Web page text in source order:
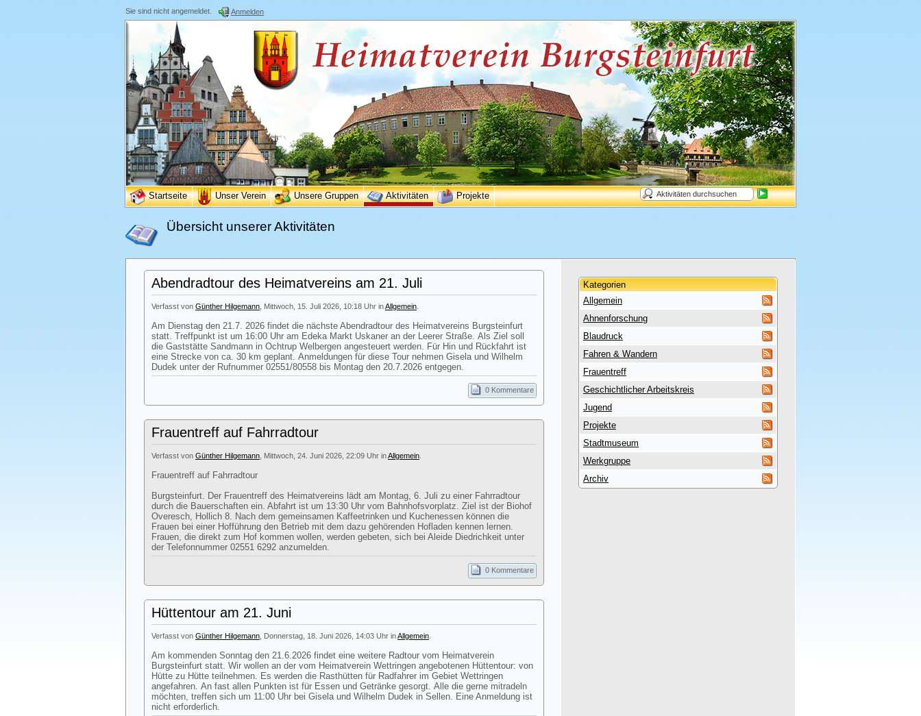
Sie sind nicht angemeldet. Anmelden
Startseite Unser Verein Unsere Gruppen Aktivitäten Projekte
Übersicht unserer Aktivitäten
Abendradtour des Heimatvereins am 21. Juli
Verfasst von Günther Hilgemann , Mittwoch, 15. Juli 2026, 10:18 Uhr inAllgemein
Am Dienstag den 21.7. 2026 findet die nächste Abendradtour des Heimatvereins Burgsteinfurt
statt. Treffpunkt ist um 16:00 Uhr am Edeka Markt Uskaner an der Leerer Straße. Als Ziel soll
die Gaststätte Sandmann in Ochtrup Welbergen angesteuert werden. Für Hin und Rückfahrt ist
eine Strecke von ca. 30 km geplant. Anmeldungen für diese Tour nehmen Gisela und Wilhelm
Dudek unter der Rufnummer 02551/80558 bis Montag den 20.7.2026 entgegen.
0 Kommentare
Frauentreff auf Fahrradtour
Verfasst von Günther Hilgemann , Mittwoch, 24. Juni 2026, 22:09 Uhr inAllgemein
Frauentreff auf Fahrradtour
Burgsteinfurt. Der Frauentreff des Heimatvereins lädt am Montag, 6. Juli zu einer Fahrradtour
durch die Bauerschaften ein. Abfahrt ist um 13:30 Uhr vom Bahnhofsvorplatz. Ziel ist der Biohof
Overesch, Hollich 8. Nach dem gemeinsamen Kaffeetrinken und Kuchenessen können die
Frauen bei einer Hofführung den Betrieb mit dem dazu gehörenden Hofladen kennen lernen.
Frauen, die direkt zum Hof kommen wollen, werden gebeten, sich bei Aleide Diedrichkeit unter
der Telefonnummer 02551 6292 anzumelden.
0 Kommentare
Hüttentour am 21. Juni
Verfasst von Günther Hilgemann , Donnerstag, 18. Juni 2026, 14:03 Uhr inAllgemein
Am kommenden Sonntag den 21.6.2026 findet eine weitere Radtour vom Heimatverein
Burgsteinfurt statt. Wir wollen an der vom Heimatverein Wettringen angebotenen Hüttentour: von
Hütte zu Hütte teilnehmen. Es werden die Rasthütten für Radfahrer im Gebiet Wettringen
angefahren. An fast allen Punkten ist für Essen und Getränke gesorgt. Alle die gerne mitradeln
möchten, treffen sich um 11:00 Uhr bei Gisela und Wilhelm Dudek in Sellen. Eine Anmeldung ist
nicht erforderlich.
Kategorien
Allgemein
Ahnenforschung
Blaudruck
Fahren & Wandern
Frauentreff
Geschichtlicher Arbeitskreis
Jugend
Projekte
Stadtmuseum
Werkgruppe
Archiv